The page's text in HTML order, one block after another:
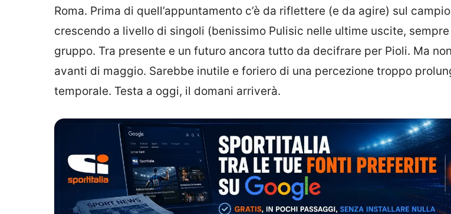
Roma. Prima di quell’appuntamento c’è da riflettere (e da agire) sul
crescendo a livello di singoli (benissimo Pulisic nelle ultime uscite,
gruppo. Tra presente e un futuro ancora tutto da decifrare per Pioli. Ma
avanti di maggio. Sarebbe inutile e foriero di una percezione troppo
temporale. Testa a oggi, il domani arriverà.